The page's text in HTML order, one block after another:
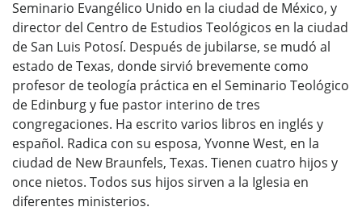
Seminario Evangélico Unido en la ciudad de México, y
director del Centro de Estudios Teológicos en la ciudad
de San Luis Potosí. Después de jubilarse, se mudó al
estado de Texas, donde sirvió brevemente como
profesor de teología práctica en el Seminario Teológico
de Edinburg y fue pastor interino de tres
congregaciones. Ha escrito varios libros en inglés y
español. Radica con su esposa, Yvonne West, en la
ciudad de New Braunfels, Texas. Tienen cuatro hijos y
once nietos. Todos sus hijos sirven a la Iglesia en
diferentes ministerios.